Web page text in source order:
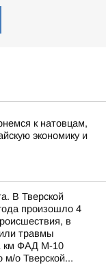
к натовцам,
экономику и
В Тверской
произошло 4
в
травмы
км ФАД М-10
м/о Тверской...